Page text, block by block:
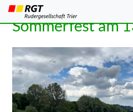
Sommerfest am